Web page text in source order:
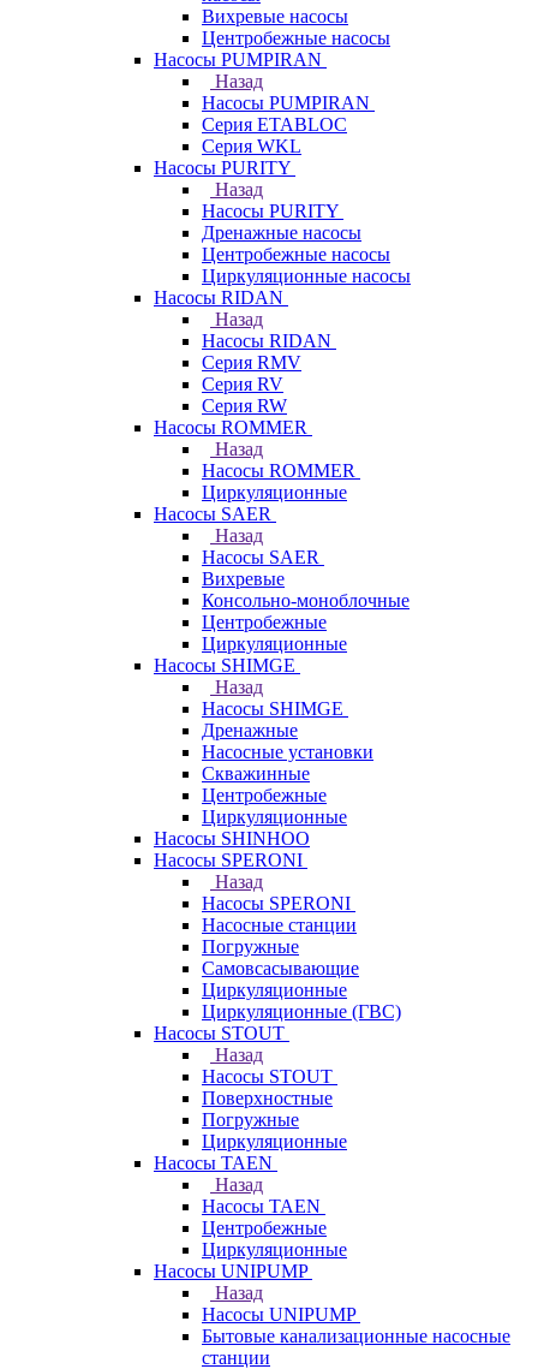
Вихревые насосы
Центробежные насосы
Насосы PUMPIRAN
Назад
Насосы PUMPIRAN
Серия ETABLOC
Серия WKL
Насосы PURITY
Назад
Насосы PURITY
Дренажные насосы
Центробежные насосы
Циркуляционные насосы
Насосы RIDAN
Назад
Насосы RIDAN
Серия RMV
Серия RV
Серия RW
Насосы ROMMER
Назад
Насосы ROMMER
Циркуляционные
Насосы SAER
Назад
Насосы SAER
Вихревые
Консольно-моноблочные
Центробежные
Циркуляционные
Насосы SHIMGE
Назад
Насосы SHIMGE
Дренажные
Насосные установки
Скважинные
Центробежные
Циркуляционные
Насосы SHINHOO
Насосы SPERONI
Назад
Насосы SPERONI
Насосные станции
Погружные
Самовсасывающие
Циркуляционные
Циркуляционные (ГВС)
Насосы STOUT
Назад
Насосы STOUT
Поверхностные
Погружные
Циркуляционные
Насосы TAEN
Назад
Насосы TAEN
Центробежные
Циркуляционные
Насосы UNIPUMP
Назад
Насосы UNIPUMP
Бытовые канализационные насосные
станции